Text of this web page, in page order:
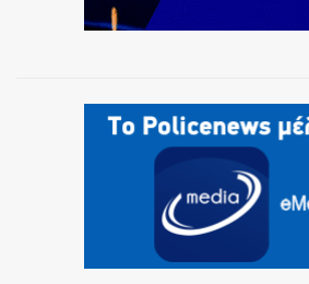
ΟΠΛΑ/ΕΞΟΠΛΙΣΜΟΣ
ΟΜΑΔΕΣ ΕΛ.ΑΣ.